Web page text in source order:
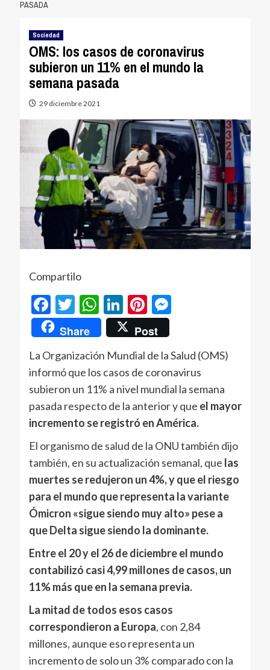
PASADA
Sociedad
OMS: los casos de coronavirus
subieron un 11% en el mundo la
semana pasada
29 diciembre 2021
Compartilo
Facebook
Twitter
WhatsApp
LinkedIn
Pinterest
Messenger
Share Post
La Organización Mundial de la Salud (OMS)
informó que los casos de coronavirus
subieron un 11% a nivel mundial la semana
pasada respecto de la anterior y que el mayor
incremento se registró en América.
El organismo de salud de la ONU también dijo
también, en su actualización semanal, que las
muertes se redujeron un 4%, y que el riesgo
para el mundo que representa la variante
Ómicron «sigue siendo muy alto» pese a
que Delta sigue siendo la dominante.
Entre el 20 y el 26 de diciembre el mundo
contabilizó casi 4,99 millones de casos, un
11% más que en la semana previa.
La mitad de todos esos casos
correspondieron a Europa, con 2,84
millones, aunque eso representa un
incremento de solo un 3% comparado con la